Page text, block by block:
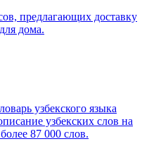
предлагающих доставку
дома.
узбекского языка
узбекских слов на
87 000 слов.